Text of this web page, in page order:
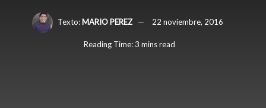
Texto: MARIO PEREZ 22 noviembre, 2016
Reading Time: 3 mins read